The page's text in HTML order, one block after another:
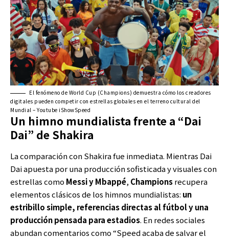
El fenómeno de World Cup (Champions) demuestra cómo los creadores
digitales pueden competir con estrellas globales en el terreno cultural del
Mundial – Youtube iShowSpeed
Un himno mundialista frente a “Dai
Dai” de Shakira
La comparación con Shakira fue inmediata. Mientras Dai
Dai apuesta por una producción sofisticada y visuales con
estrellas como Messi y Mbappé, Championsrecupera
elementos clásicos de los himnos mundialistas: un
estribillo simple, referencias directas al fútbol y una
producción pensada para estadios. En redes sociales
abundan comentarios como “Speed acaba de salvar el